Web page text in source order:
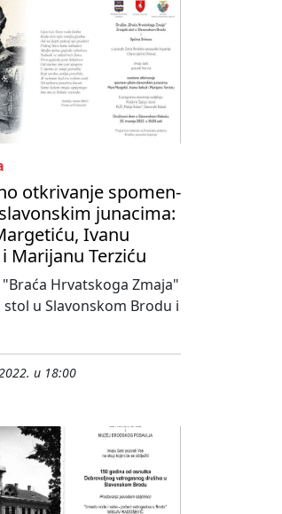
otkrivanje spomen-
junacima:
Ivanu
Marijanu Terziću
Hrvatskoga Zmaja"
stol u Slavonskom Brodu i
u 18:00